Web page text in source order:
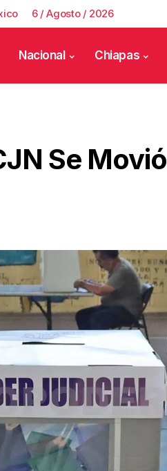
6 / Agosto / 2026
Nacional Chiapas
Se Movió